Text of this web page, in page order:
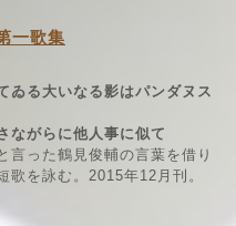
一歌集
ゐる大いなる影はパンダヌス
ながらに他人事に似て
言った鶴見俊輔の言葉を借り
歌を詠む。2015年12月刊。